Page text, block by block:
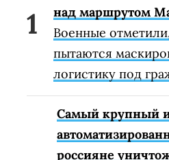
над маршрутом
Военные
пытаются
логистику под
Самый крупный
россияне